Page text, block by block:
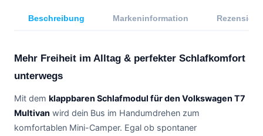
Beschreibung Markeninformation
Mehr Freiheit im Alltag & perfekter Schlafkomfort
unterwegs
Mit dem klappbaren Schlafmodul für den Volkswagen T7
Multivan wird dein Bus im Handumdrehen zum
komfortablen Mini-Camper. Egal ob spontaner